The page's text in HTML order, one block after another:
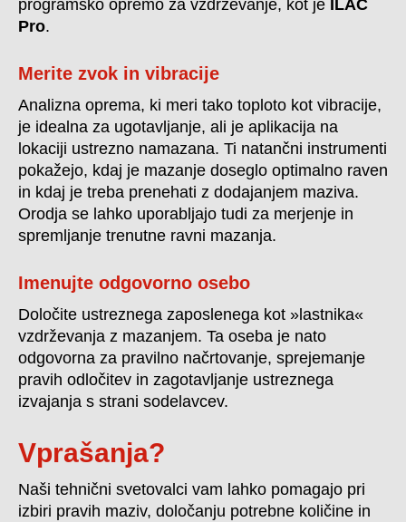
programsko opremo za vzdrževanje, kot je ILAC
Pro.
Merite zvok in vibracije
Analizna oprema, ki meri tako toploto kot vibracije,
je idealna za ugotavljanje, ali je aplikacija na
lokaciji ustrezno namazana. Ti natančni instrumenti
pokažejo, kdaj je mazanje doseglo optimalno raven
in kdaj je treba prenehati z dodajanjem maziva.
Orodja se lahko uporabljajo tudi za merjenje in
spremljanje trenutne ravni mazanja.
Imenujte odgovorno osebo
Določite ustreznega zaposlenega kot »lastnika«
vzdrževanja z mazanjem. Ta oseba je nato
odgovorna za pravilno načrtovanje, sprejemanje
pravih odločitev in zagotavljanje ustreznega
izvajanja s strani sodelavcev.
Vprašanja?
Naši tehnični svetovalci vam lahko pomagajo pri
izbiri pravih maziv, določanju potrebne količine in